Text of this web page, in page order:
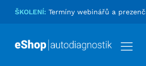
ŠKOLENÍ: Termíny webinářů a